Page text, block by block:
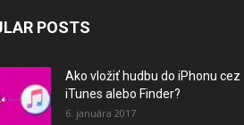
POSTS
Ako vložiť hudbu do iPhonu cez
iTunes alebo Finder?
6. januára 2017